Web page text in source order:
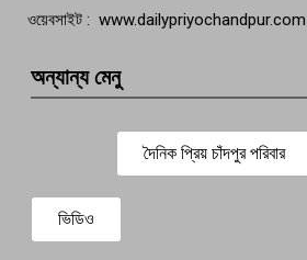
ওয়েবসাইট : www.dailypriyochandpur.com
অন্যান্য মেনু
দৈনিক প্রিয় চাঁদপুর পরিবার
ভিডিও